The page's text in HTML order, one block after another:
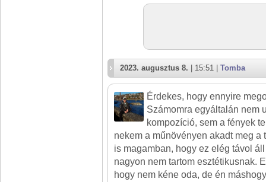
2023. augusztus 8. | 15:51 | Tomba
Érdekes, hogy ennyire
Számomra egyáltalán nem
kompozíció, sem a fények
nekem a műnövényen akadt meg a
is magamban, hogy ez elég távol
nagyon nem tartom esztétikusnak.
hogy nem kéne oda, de én